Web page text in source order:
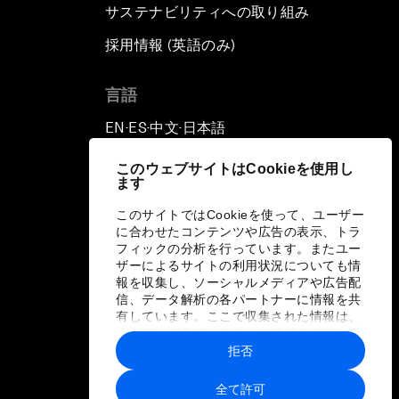
このウェブサイトはCookieを使用し
ます
このサイトではCookieを使って、ユーザー
に合わせたコンテンツや広告の表示、トラ
フィックの分析を行っています。またユー
ザーによるサイトの利用状況についても情
報を収集し、ソーシャルメディアや広告配
信、データ解析の各パートナーに情報を共
有しています。ここで収集された情報は、
ユーザーが各パートナーに提供した他の情
報や各パートナーのサービスを使用した際
に収集された情報と組み合わされ、各パー
トナーによって使用されることがありま
全て許可
拒否
サステナビリティへの取り組み
採用情報 (英語のみ)
言語
EN ▪ ES▪中文▪ 日本語